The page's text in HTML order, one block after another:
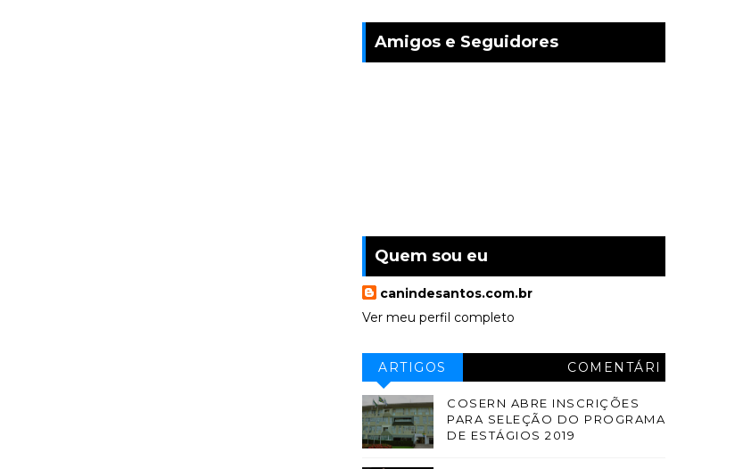
Amigos e Seguidores
Quem sou eu
canindesantos.com.br
Ver meu perfil completo
ARTIGOS
COMENTÁRI
OS
COSERN ABRE INSCRIÇÕES
PARA SELEÇÃO DO PROGRAMA
DE ESTÁGIOS 2019